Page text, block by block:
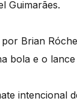
Guimarães.
Brian
bola e o
intencional